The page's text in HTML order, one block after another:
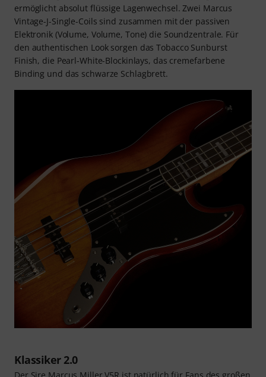
ermöglicht absolut flüssige Lagenwechsel. Zwei Marcus
Vintage-J-Single-Coils sind zusammen mit der passiven
Elektronik (Volume, Volume, Tone) die Soundzentrale. Für
den authentischen Look sorgen das Tobacco Sunburst
Finish, die Pearl-White-Blockinlays, das cremefarbene
Binding und das schwarze Schlagbrett.
Klassiker 2.0
Der Sire Marcus Miller V5R ist natürlich für Fans des großen